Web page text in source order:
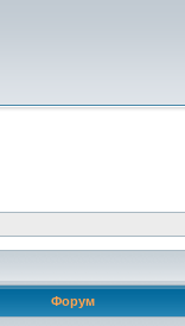
Форум